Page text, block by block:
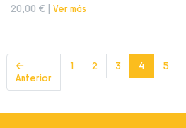
20,00 € | Ver más
←
Anterior
1 2 3 4 (current)
5